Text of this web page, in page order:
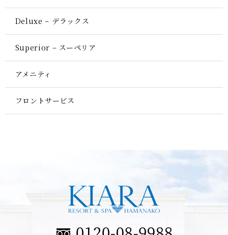
Deluxe – デラックス
Superior – スーペリア
アメニティ
フロントサービス